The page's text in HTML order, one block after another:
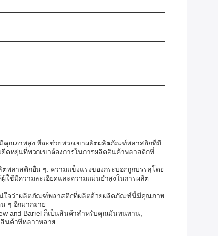
คุณภาพสูง ที่จะช่วยพวกเขาผลิตผลิตภัณฑ์พลาสติกที่มี
ดหยุ่นที่พวกเขาต้องการในการผลิตสินค้าพลาสติกที่
พลาสติกอื่น ๆ. ความแข็งแรงของกระบอกถูกบรรลุโดย
ใช้มีความละเอียดและความแม่นยําสูงในการผลิต
น่ใจว่าผลิตภัณฑ์พลาสติกที่ผลิตด้วยผลิตภัณฑ์นี้มีคุณภาพ
ๆ อีกมากมาย
and Barrel ก็เป็นสินค้าสําหรับคุณมันทนทาน,
นค้าที่หลากหลาย.